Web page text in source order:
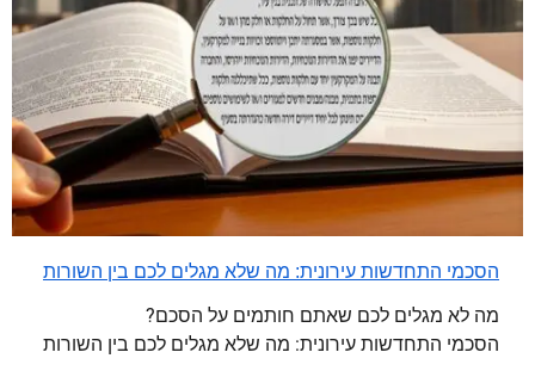
הסכמי התחדשות עירונית: מה שלא מגלים לכם בין השורות
מה לא מגלים לכם שאתם חותמים על הסכם?
הסכמי התחדשות עירונית: מה שלא מגלים לכם בין השורות